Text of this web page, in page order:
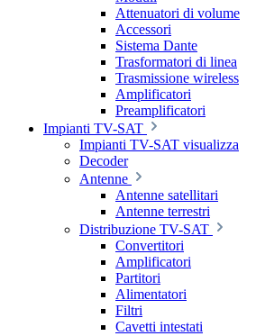
Attenuatori di volume
Accessori
Sistema Dante
Trasformatori di linea
Trasmissione wireless
Amplificatori
Preamplificatori
Impianti TV-SAT
Impianti TV-SAT visualizza
Decoder
Antenne
Antenne satellitari
Antenne terrestri
Distribuzione TV-SAT
Convertitori
Amplificatori
Partitori
Alimentatori
Filtri
Cavetti intestati